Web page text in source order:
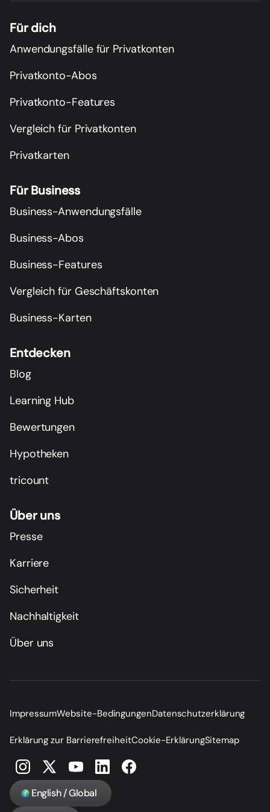
Für dich
Anwendungsfälle für Privatkonten
Privatkonto-Abos
Privatkonto-Features
Vergleich für Privatkonten
Privatkarten
Für Business
Business-Anwendungsfälle
Business-Abos
Business-Features
Vergleich für Geschäftskonten
Business-Karten
Entdecken
Blog
Learning Hub
Bewertungen
Hypotheken
tricount
Über uns
Presse
Karriere
Sicherheit
Nachhaltigkeit
Über uns
ImpressumWebsite-BedingungenDatenschutzerklärung
Erklärung zur BarrierefreiheitCookie-ErklärungSitemap
English / Global